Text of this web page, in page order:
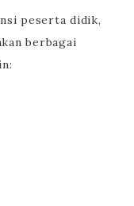
peserta didik,
berbagai